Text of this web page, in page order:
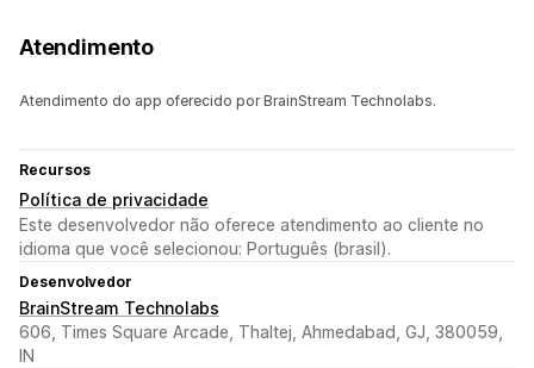
Atendimento
Atendimento do app oferecido por BrainStream Technolabs.
Recursos
Política de privacidade
Este desenvolvedor não oferece atendimento ao cliente no
idioma que você selecionou: Português (brasil).
Desenvolvedor
BrainStream Technolabs
606, Times Square Arcade, Thaltej, Ahmedabad, GJ, 380059,
IN